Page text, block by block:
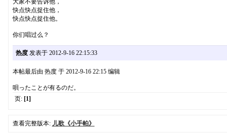
大家不要告诉他，
快点快点捉住他，
快点快点捉住他。
你们唱过么？
热度发表于 2012-9-16 22:15:33
本帖最后由 热度 于 2012-9-16 22:15 编辑
唄ったことが有るのだ。
页: [1]
查看完整版本: 儿歌《小手帕》